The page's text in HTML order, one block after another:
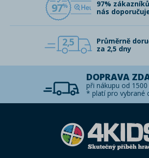
97
97% zákazníků
nás
2,5
Průměrně
za 2,5 dny
DOPRAVA
při nákupu od 1500
* platí pro vybrané